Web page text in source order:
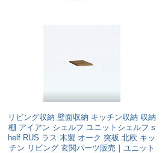
リビング収納 壁面収納 キッチン収納 収納
棚 アイアン シェルフ ユニットシェルフ s
helf RUS ラス 木製 オーク 突板 北欧 キッ
チン リビング 玄関パーツ販売｜ユニット